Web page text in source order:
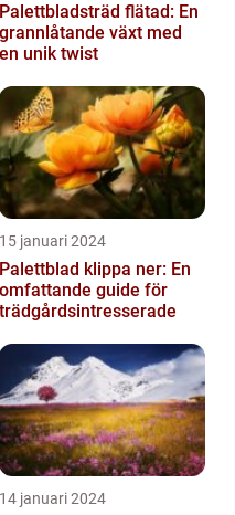
Palettbladsträd flätad: En
grannlåtande växt med
en unik twist
15 januari 2024
Palettblad klippa ner: En
omfattande guide för
trädgårdsintresserade
14 januari 2024